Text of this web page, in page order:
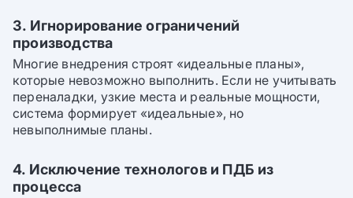
3. Игнорирование ограничений
производства
Многие внедрения строят «идеальные планы»,
которые невозможно выполнить. Если не учитывать
переналадки, узкие места и реальные мощности,
система формирует «идеальные», но
невыполнимые планы.
4. Исключение технологов и ПДБ из
процесса